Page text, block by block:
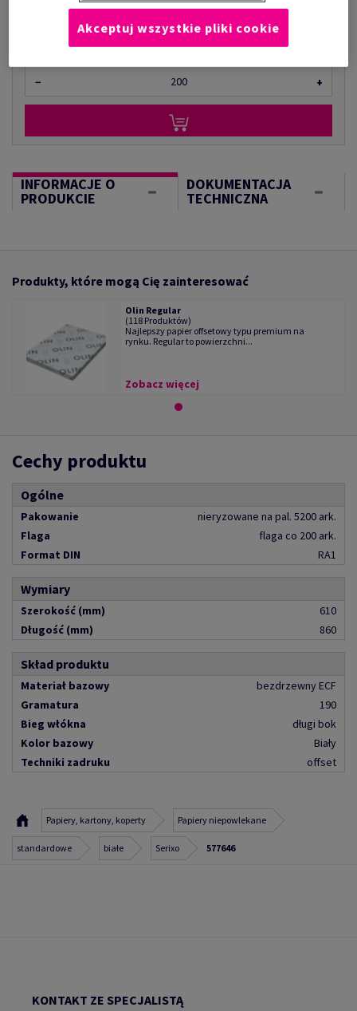
Ilość produktu
− +
INFORMACJE O
PRODUKCIE
DOKUMENTACJA
TECHNICZNA
Produkty, które mogą Cię zainteresować
Olin Regular
(118 Produktów)
Najlepszy papier offsetowy typu premium na
rynku. Regular to powierzchni...
Zobacz więcej
Cechy produktu
Ogólne
Pakowanie
nieryzowane na pal. 5200 ark.
Flaga
flaga co 200 ark.
Format DIN
RA1
Wymiary
Szerokość (mm)
610
Długość (mm)
860
Skład produktu
Materiał bazowy
bezdrzewny ECF
Gramatura
190
Bieg włókna
długi bok
Kolor bazowy
Biały
Techniki zadruku
offset
Papiery, kartony, koperty Papiery niepowlekane
standardowe białe Serixo 577646
KONTAKT ZE SPECJALISTĄ
Akceptuj wszystkie pliki cookie